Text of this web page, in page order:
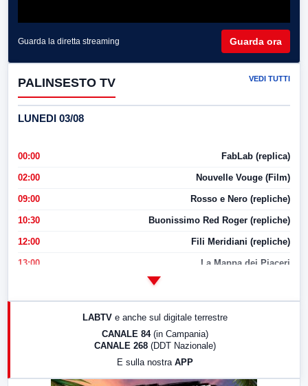
Guarda la diretta streaming Guarda ora
PALINSESTO TV VEDI TUTTI
LUNEDI 03/08
00:00 FabLab (replica)
02:00 Nouvelle Vouge (Film)
09:00 Rosso e Nero (repliche)
10:30 Buonissimo Red Roger (repliche)
12:00 Fili Meridiani (repliche)
13:00 La Mappa dei Piaceri
LABTV e anche sul digitale terrestre
CANALE 84 (in Campania)
CANALE 268 (DDT Nazionale)
E sulla nostra APP